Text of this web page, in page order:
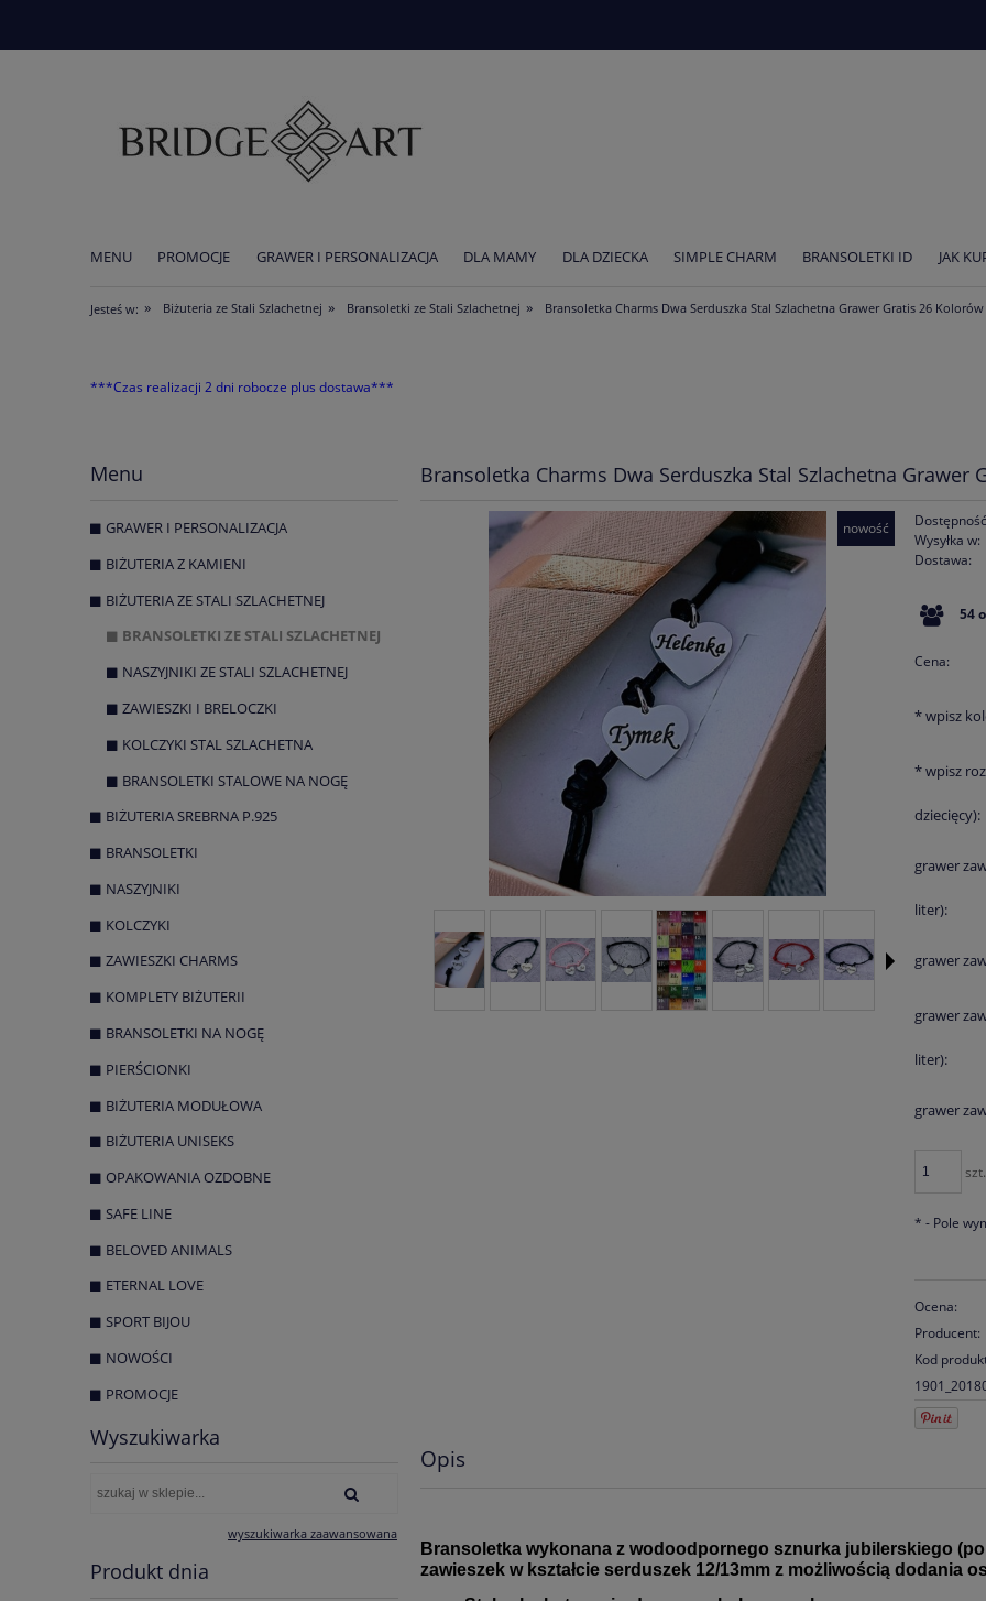
MENU PROMOCJE GRAWER I PERSONALIZACJA DLA MAMY DLA DZIECKA SIMPLE CHARM BRANSOLETKI ID JAK
AKTUALNOŚCI
Jesteś w: » Biżuteria ze Stali Szlachetnej » Bransoletki ze Stali Szlachetnej » Bransoletka Charms Dwa Serduszka Stal Szlachetna Grawer Gratis 26 Kolorów
***Czas realizacji 2 dni robocze plus dostawa***
Menu
GRAWER I PERSONALIZACJA
BIŻUTERIA Z KAMIENI
BIŻUTERIA ZE STALI SZLACHETNEJ
BRANSOLETKI ZE STALI SZLACHETNEJ
NASZYJNIKI ZE STALI SZLACHETNEJ
ZAWIESZKI I BRELOCZKI
KOLCZYKI STAL SZLACHETNA
BRANSOLETKI STALOWE NA NOGĘ
BIŻUTERIA SREBRNA P.925
BRANSOLETKI
NASZYJNIKI
KOLCZYKI
ZAWIESZKI CHARMS
KOMPLETY BIŻUTERII
BRANSOLETKI NA NOGĘ
PIERŚCIONKI
BIŻUTERIA MODUŁOWA
BIŻUTERIA UNISEKS
OPAKOWANIA OZDOBNE
SAFE LINE
BELOVED ANIMALS
ETERNAL LOVE
SPORT BIJOU
NOWOŚCI
PROMOCJE
Wyszukiwarka
wyszukiwarka zaawansowana
Produkt dnia
Bransoletka Charms Dwa Serduszka Stal Szlachetna Grawer
nowość
Wysyłka w:
Dostawa:
54
Cena:
*wpisz
*wpisz
dziecięcy):
grawer
liter):
grawer
grawer
liter):
grawer
szt.
* - Pole
Ocena:
Producent:
Kod
Opis
Bransoletka wykonana z wodoodpornego sznurka jubilerskiego
zawieszek w kształcie serduszek 12/13mm z możliwością dodania